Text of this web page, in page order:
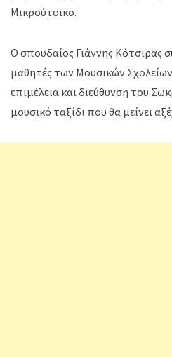
Μικρούτσικο.
Ο σπουδαίος Γιάννης Κότσιρας
μαθητές των Μουσικών
επιμέλεια και διεύθυνση του
μουσικό ταξίδι που θα μείνει